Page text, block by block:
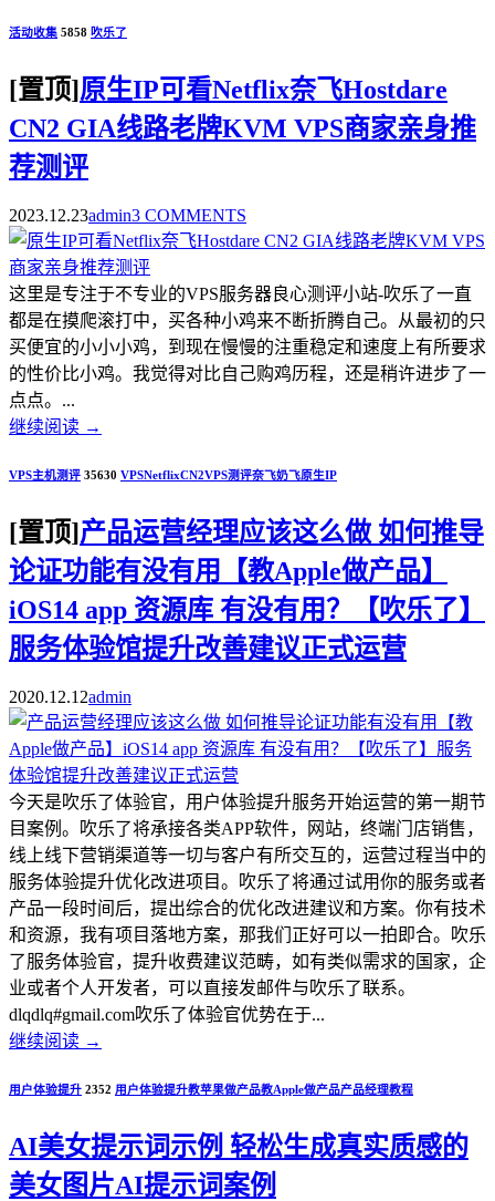
活动收集 5858 吹乐了
[置顶]原生IP可看Netflix奈飞Hostdare
CN2 GIA线路老牌KVM VPS商家亲身推
荐测评
2023.12.23admin3 COMMENTS
这里是专注于不专业的VPS服务器良心测评小站-吹乐了一直
都是在摸爬滚打中，买各种小鸡来不断折腾自己。从最初的只
买便宜的小小小鸡，到现在慢慢的注重稳定和速度上有所要求
的性价比小鸡。我觉得对比自己购鸡历程，还是稍许进步了一
点点。...
继续阅读 →
VPS主机测评 35630 VPSNetflixCN2VPS测评奈飞奶飞原生IP
[置顶]产品运营经理应该这么做 如何推导
论证功能有没有用【教Apple做产品】
iOS14 app 资源库 有没有用？【吹乐了】
服务体验馆提升改善建议正式运营
2020.12.12admin
今天是吹乐了体验官，用户体验提升服务开始运营的第一期节
目案例。吹乐了将承接各类APP软件，网站，终端门店销售，
线上线下营销渠道等一切与客户有所交互的，运营过程当中的
服务体验提升优化改进项目。吹乐了将通过试用你的服务或者
产品一段时间后，提出综合的优化改进建议和方案。你有技术
和资源，我有项目落地方案，那我们正好可以一拍即合。吹乐
了服务体验官，提升收费建议范畴，如有类似需求的国家，企
业或者个人开发者，可以直接发邮件与吹乐了联系。
dlqdlq#gmail.com吹乐了体验官优势在于...
继续阅读 →
用户体验提升 2352 用户体验提升教苹果做产品教Apple做产品产品经理教程
AI美女提示词示例 轻松生成真实质感的
美女图片AI提示词案例